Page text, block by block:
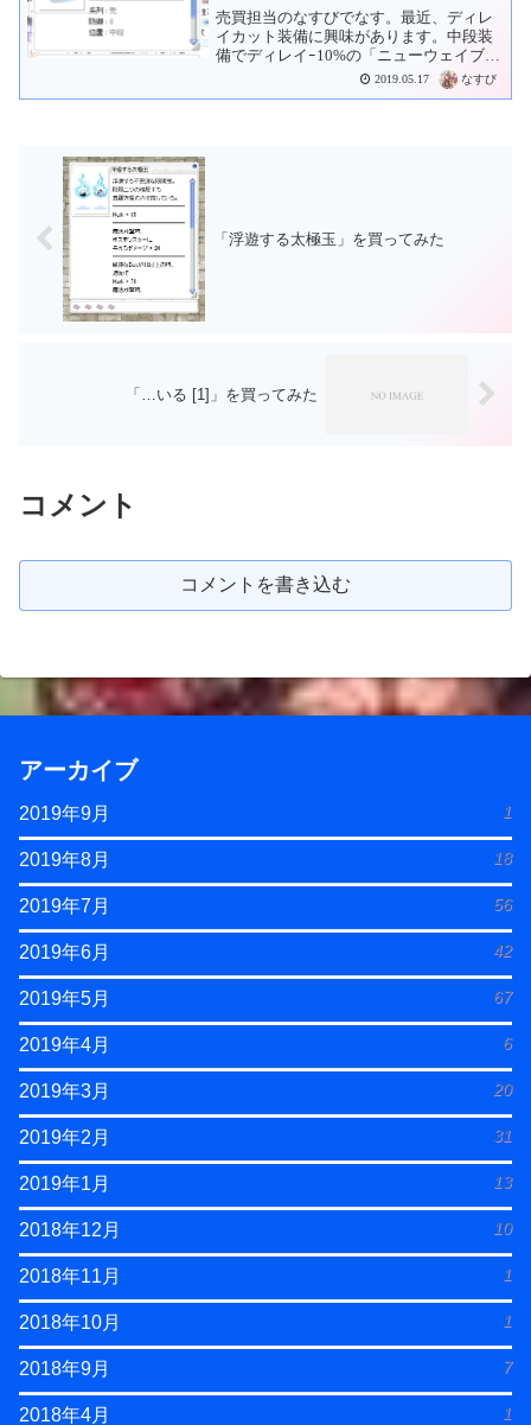
売買担当のなすびでなす。最近、ディレ
イカット装備に興味があります。中段装
備でディレイｰ10%の「ニューウェイブサ
ングラス」を露店で見つけました。
35Mz。ちょっと手持ちが足りないので
2019.05.17 なすび
「浮遊する太極玉」を買ってみた
「…いる [1]」を買ってみた
コメント
コメントを書き込む
アーカイブ
2019年9月 1
2019年8月 18
2019年7月 56
2019年6月 42
2019年5月 67
2019年4月 6
2019年3月 20
2019年2月 31
2019年1月 13
2018年12月 10
2018年11月 1
2018年10月 1
2018年9月 7
2018年4月 1